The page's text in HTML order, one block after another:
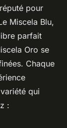
pour
Miscela Blu,
parfait
Oro se
Chaque
qui
: